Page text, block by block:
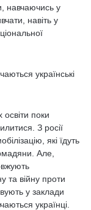
навчаючись у
навіть у
українські
поки
З росії
які їдуть
Але,
та війну проти
у заклади
українці.